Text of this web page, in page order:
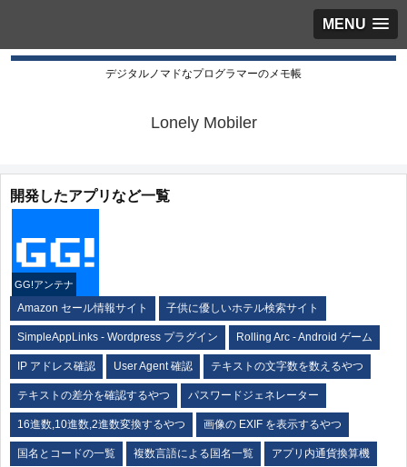
MENU
デジタルノマドなプログラマーのメモ帳
Lonely Mobiler
開発したアプリなど一覧
GG!アンテナ
Amazon セール情報サイト 子供に優しいホテル検索サイト
SimpleAppLinks - Wordpress プラグイン Rolling Arc - Android ゲーム
IP アドレス確認 User Agent 確認 テキストの文字数を数えるやつ
テキストの差分を確認するやつ パスワードジェネレーター
16進数,10進数,2進数変換するやつ 画像の EXIF を表示するやつ
国名とコードの一覧 複数言語による国名一覧 アプリ内通貨換算機